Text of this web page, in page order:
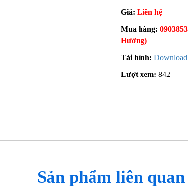
Giá: Liên hệ
Mua hàng:
Hường)
Tải hình: Download
Lượt xem: 842
Sản phẩm liên quan